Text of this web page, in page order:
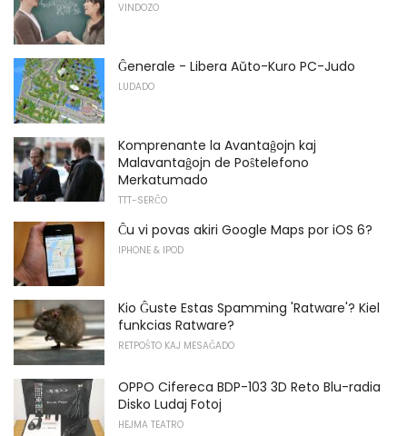
VINDOZO
Ĝenerale - Libera Aŭto-Kuro PC-Judo
LUDADO
Komprenante la Avantaĝojn kaj
Malavantaĝojn de Poŝtelefono
Merkatumado
TTT-SERĈO
Ĉu vi povas akiri Google Maps por iOS 6?
IPHONE & IPOD
Kio Ĝuste Estas Spamming 'Ratware'? Kiel
funkcias Ratware?
RETPOŜTO KAJ MESAĜADO
OPPO Cifereca BDP-103 3D Reto Blu-radia
Disko Ludaj Fotoj
HEJMA TEATRO